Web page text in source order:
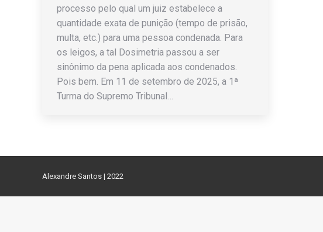
processo pelo qual um juiz estabelece a
quantidade exata de punição (tempo de prisão,
multa, etc.) para uma pessoa condenada. Para
os leigos, a tal Dosimetria passou a ser
sinônimo da pena aplicada aos condenados.
Pois bem. Em 11 de setembro de 2025, a 1ª
Turma do Supremo Tribunal…
Alexandre Santos | 2022